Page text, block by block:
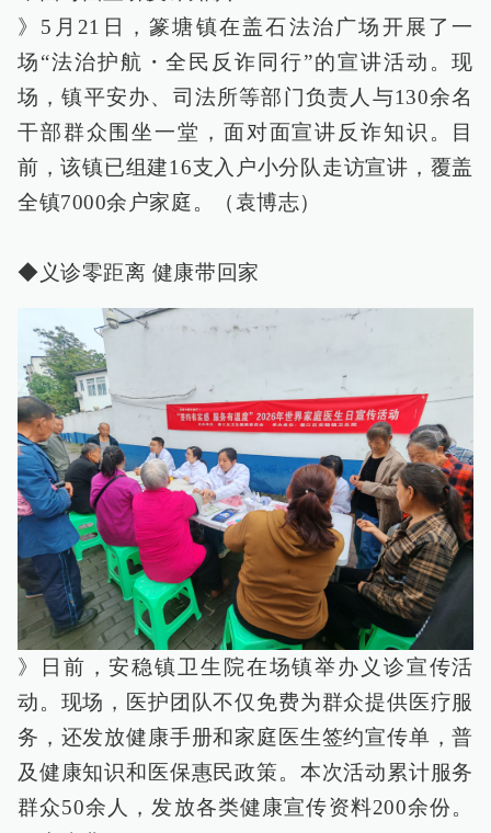
》5月21日，篆塘镇在盖石法治广场开展了一
场“法治护航・全民反诈同行”的宣讲活动。现
场，镇平安办、司法所等部门负责人与130余名
干部群众围坐一堂，面对面宣讲反诈知识。目
前，该镇已组建16支入户小分队走访宣讲，覆盖
全镇7000余户家庭。（袁博志）
◆义诊零距离 健康带回家
》日前，安稳镇卫生院在场镇举办义诊宣传活
动。现场，医护团队不仅免费为群众提供医疗服
务，还发放健康手册和家庭医生签约宣传单，普
及健康知识和医保惠民政策。本次活动累计服务
群众50余人，发放各类健康宣传资料200余份。